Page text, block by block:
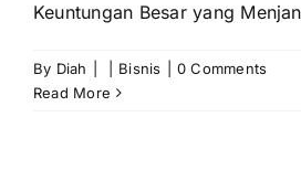
Keuntungan Besar yang
By Diah Bisnis
0 Comments
Read More